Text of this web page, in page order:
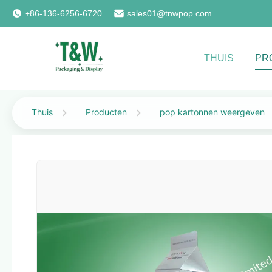
+86-136-6256-6720 sales01@tnwpop.com
THUIS
Thuis Producten pop kartonnen weergeven